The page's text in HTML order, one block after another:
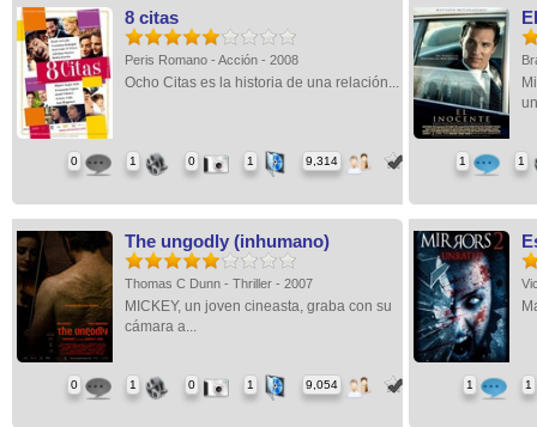
8 citas
Peris Romano - Acción - 2008
Ocho Citas es la historia de una relación...
0 1 0 1 9,314 1 1
The ungodly (inhumano)
Thomas C Dunn - Thriller - 2007
MICKEY, un joven cineasta, graba con su
cámara a...
0 1 0 1 9,054 1 1